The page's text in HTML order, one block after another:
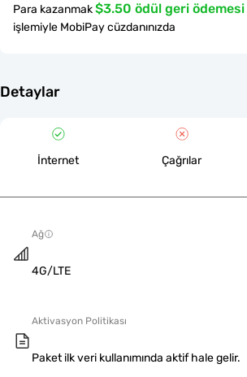
Para kazanmak$3.50 ödül geri ödemesi
işlemiyle MobiPay cüzdanınızda
Detaylar
İnternet Çağrılar
Ağ
4G/LTE
Aktivasyon Politikası
Paket ilk veri kullanımında aktif hale gelir.